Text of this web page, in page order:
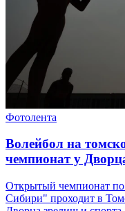
Фотолента
Волейбол на
чемпионат у
Открытый чемпионат
Сибири" проходит в